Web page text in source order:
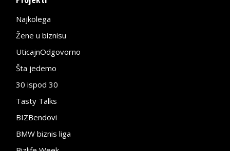
Najkolega
Žene u biznisu
UticajnOdgovorno
Šta jedemo
30 ispod 30
Tasty Talks
BIZBendovi
BMW biznis liga